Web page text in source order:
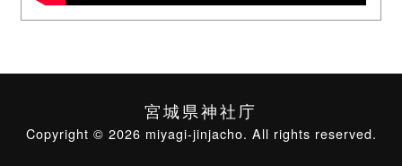
宮城県神社庁
Copyright © 2026 miyagi-jinjacho. All rights reserved.